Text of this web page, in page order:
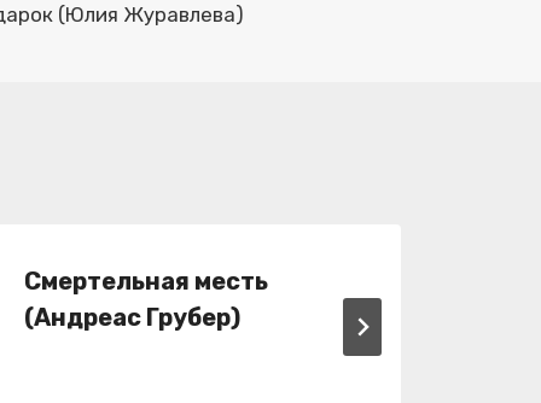
(Юлия Журавлева)
Смертельная месть
(Андреас Грубер)